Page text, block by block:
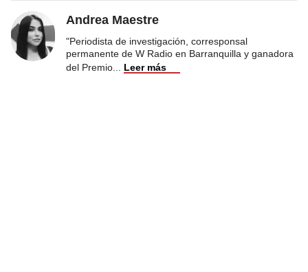
Andrea Maestre
"Periodista de investigación, corresponsal
permanente de W Radio en Barranquilla y ganadora
del Premio
Leer más